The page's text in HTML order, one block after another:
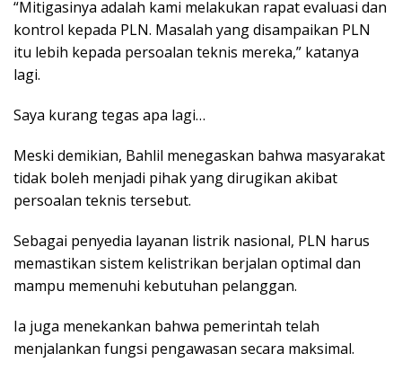
“Mitigasinya adalah kami melakukan rapat evaluasi dan
kontrol kepada PLN. Masalah yang disampaikan PLN
itu lebih kepada persoalan teknis mereka,” katanya
lagi.
Saya kurang tegas apa lagi…
Meski demikian, Bahlil menegaskan bahwa masyarakat
tidak boleh menjadi pihak yang dirugikan akibat
persoalan teknis tersebut.
Sebagai penyedia layanan listrik nasional, PLN harus
memastikan sistem kelistrikan berjalan optimal dan
mampu memenuhi kebutuhan pelanggan.
Ia juga menekankan bahwa pemerintah telah
menjalankan fungsi pengawasan secara maksimal.